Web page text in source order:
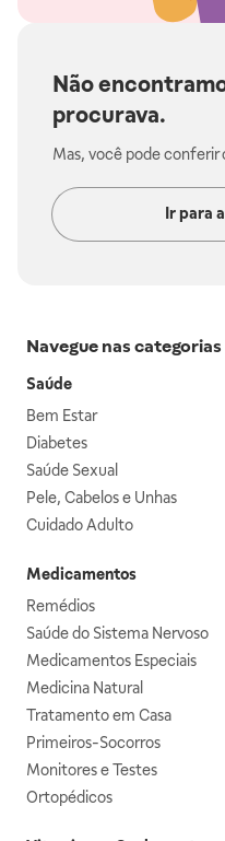
Não
procurava.
Mas, você pode conferir
Ir para
Navegue nas categorias
Saúde
Bem Estar
Diabetes
Saúde Sexual
Pele, Cabelos e Unhas
Cuidado Adulto
Medicamentos
Remédios
Saúde do Sistema Nervoso
Medicamentos Especiais
Medicina Natural
Tratamento em Casa
Primeiros-Socorros
Monitores e Testes
Ortopédicos